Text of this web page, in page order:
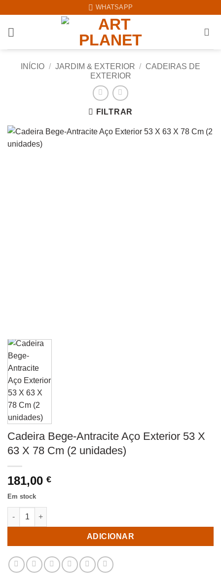
content
WHATSAPP
INÍCIO / JARDIM & EXTERIOR / CADEIRAS DE
EXTERIOR
FILTRAR
Cadeira Bege-Antracite Aço Exterior 53 X
63 X 78 Cm (2 unidades)
181,00 €
Em stock
Quantidade de Cadeira Bege-Antracite Aço Exterior 53 X 63 X
ADICIONAR